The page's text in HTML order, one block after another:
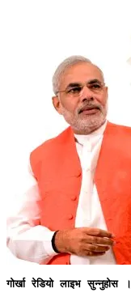
गोर्खा रेडियो लाइभ सुन्नुहोस ।